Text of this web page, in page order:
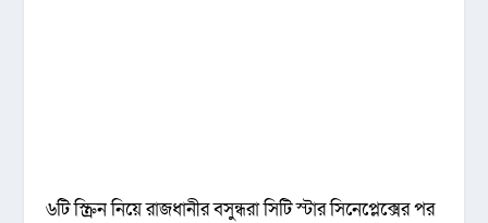
৬টি স্ক্রিন নিয়ে রাজধানীর বসুন্ধরা সিটি স্টার সিনেপ্লেক্সের পর